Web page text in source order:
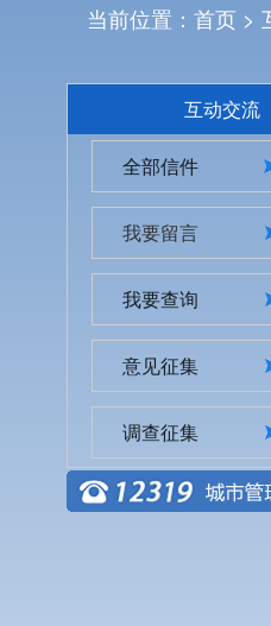
当前位置：首页 >
互动交流
全部信件
我要留言
我要查询
意见征集
调查征集